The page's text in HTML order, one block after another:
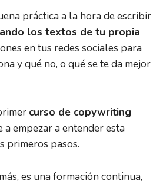
práctica a la hora de escribir
los textos de tu propia
en tus redes sociales para
y qué no, o qué se te da mejor
curso de copywriting
a empezar a entender esta
primeros pasos.
es una formación continua,